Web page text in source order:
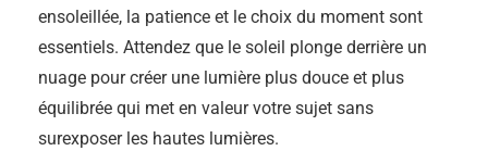
ensoleillée, la patience et le choix du moment sont
essentiels. Attendez que le soleil plonge derrière un
nuage pour créer une lumière plus douce et plus
équilibrée qui met en valeur votre sujet sans
surexposer les hautes lumières.